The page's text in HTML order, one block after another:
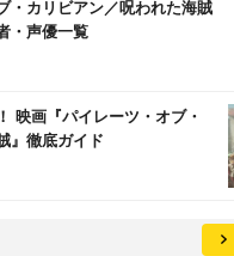
・カリビアン／呪われた海賊
・声優一覧
映画『パイレーツ・オブ・
』徹底ガイド